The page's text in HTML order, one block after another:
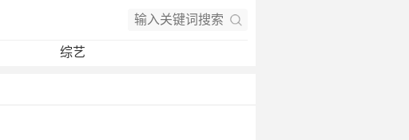
综艺